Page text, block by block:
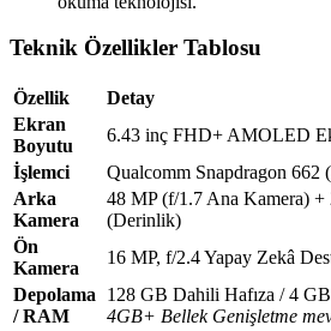
Teknik Özellikler Tablosu
Özellik
Detay
Ekran
Boyutu
6.43 inç FHD+ AMOLED
İşlemci
Qualcomm Snapdragon 662
Arka
Kamera
48 MP (f/1.7 Ana Kamera)
(Derinlik)
Ön
Kamera
16 MP, f/2.4 Yapay Zekâ
Depolama
/ RAM
128 GB Dahili Hafıza / 4
4GB+ Bellek Genişletme